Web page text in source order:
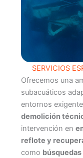
SERVICIOS
Ofrecemos una
subacuáticos
entornos
demolición
intervención en
reflote y
como búsquedas